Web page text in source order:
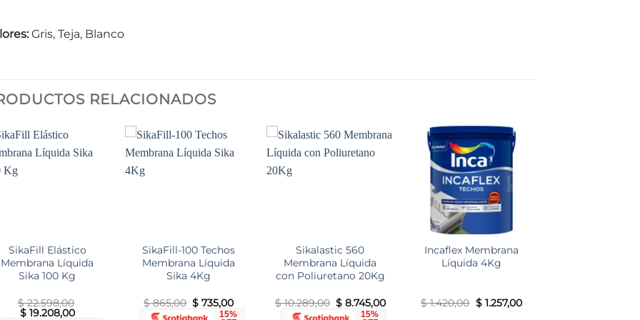
Gris, Teja, Blanco
RELACIONADOS
SikaFill Elástico
Membrana Líquida
Sika 100 Kg
$22.598,00
El
$19.208,00El
SikaFill-100 Techos
Membrana Líquida
Sika 4Kg
$865,00 El
precio
$ 735,00El
precio
15%
Sikalastic 560
Membrana Líquida
con Poliuretano 20Kg
$10.289,00 El
precio
$8.745,00El
15%
Add to
wishlist
Incaflex Membrana
Líquida 4Kg
$1.420,00 El
precio
$1.257,00El